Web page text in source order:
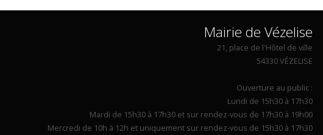
Mairie de Vézelise
21, place de l'Hôtel de ville
54330 VÉZELISE
Ouverture au public :
Lundi de 15h30 à 17h30
Mardi de 15h30 à 17h30 et sur rendez-vous de 17h30 à 19h00
Mercredi de 10h à 12h et uniquement sur rendez-vous de 15h30 à 17h30